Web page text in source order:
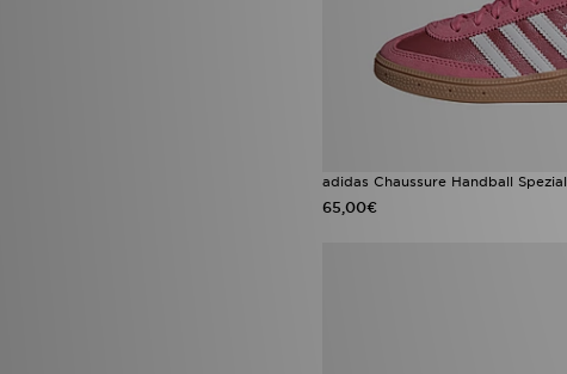
adidas Chaussure Handball Spezial
65,00€